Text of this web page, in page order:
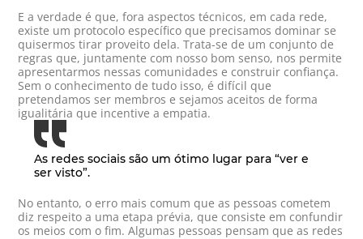
E a verdade é que, fora aspectos técnicos, em cada rede,
existe um protocolo específico que precisamos dominar se
quisermos tirar proveito dela. Trata-se de um conjunto de
regras que, juntamente com nosso bom senso, nos permite
apresentarmos nessas comunidades e construir confiança.
Sem o conhecimento de tudo isso, é difícil que
pretendamos ser membros e sejamos aceitos de forma
igualitária que incentive a empatia.
As redes sociais são um ótimo lugar para “ver e
ser visto”.
No entanto, o erro mais comum que as pessoas cometem
diz respeito a uma etapa prévia, que consiste em confundir
os meios com o fim. Algumas pessoas pensam que as redes